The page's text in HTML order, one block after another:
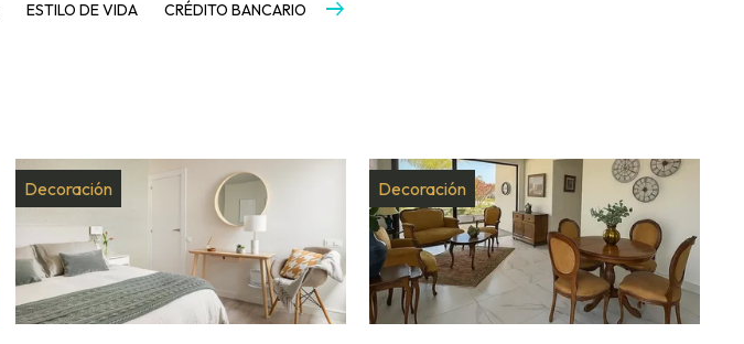
ESTILO DE VIDA CRÉDITO BANCARIO CRÉDITO INFONAVIT
arrow_right_alt
Decoración Decoración